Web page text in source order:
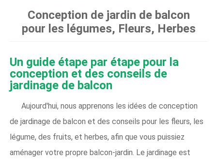
Conception de jardin de balcon
pour les légumes, Fleurs, Herbes
Un guide étape par étape pour la
conception et des conseils de
jardinage de balcon
Aujourd'hui, nous apprenons les idées de conception
de jardinage de balcon et des conseils pour les fleurs, les
légume, des fruits, et herbes, afin que vous puissiez
aménager votre propre balcon-jardin. Le jardinage est